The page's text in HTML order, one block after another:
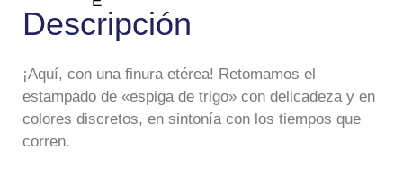
Descripción
¡Aquí, con una finura etérea! Retomamos el
estampado de «espiga de trigo» con delicadeza y en
colores discretos, en sintonía con los tiempos que
corren.